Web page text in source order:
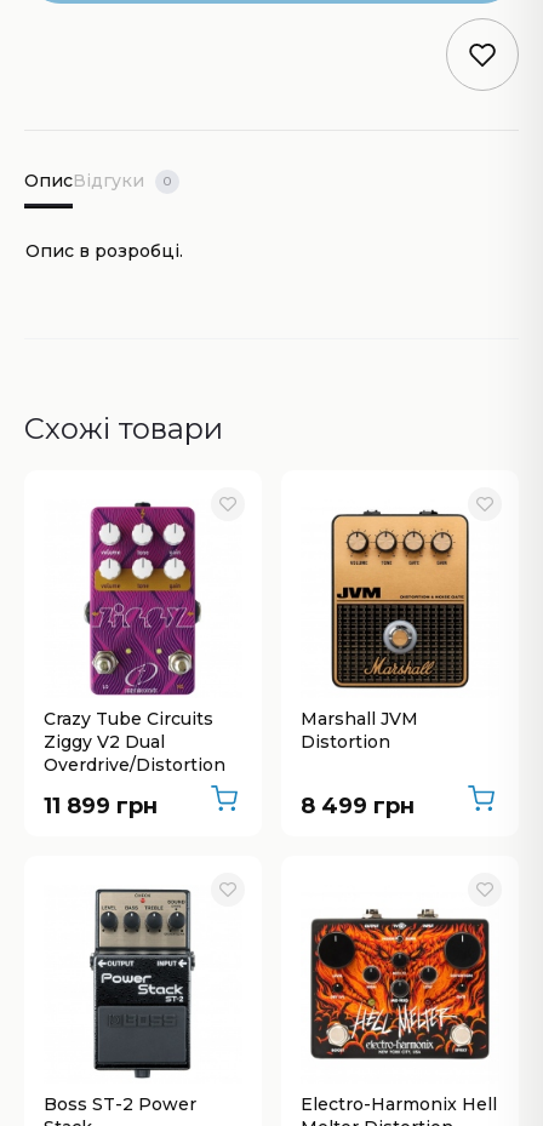
ОписВідгуки 0
Опис в розробці.
Схожі товари
Crazy Tube Circuits
Ziggy V2 Dual
Overdrive/Distortion
11 899 грн
Marshall JVM
Distortion
8 499 грн
Boss ST-2 Power
Electro-Harmonix Hell